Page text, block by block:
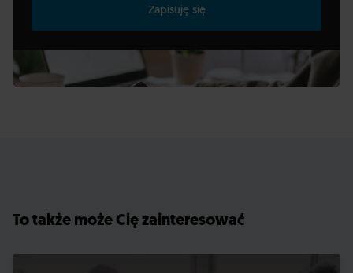
Zapisuję się
To także może Cię zainteresować